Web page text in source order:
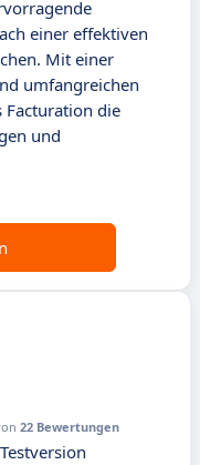
einer effektiven
Mit einer
umfangreichen
Facturation die
und
22 Bewertungen